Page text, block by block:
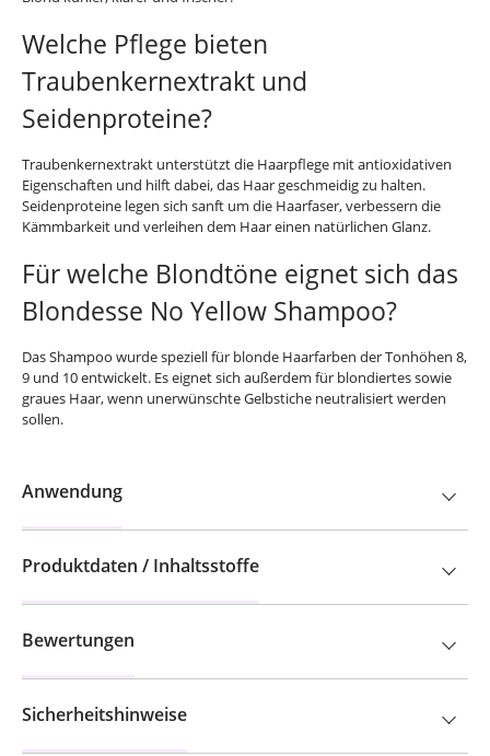
Welche Pflege bieten
Traubenkernextrakt und
Seidenproteine?
Traubenkernextrakt unterstützt die Haarpflege mit antioxidativen
Eigenschaften und hilft dabei, das Haar geschmeidig zu halten.
Seidenproteine legen sich sanft um die Haarfaser, verbessern die
Kämmbarkeit und verleihen dem Haar einen natürlichen Glanz.
Für welche Blondtöne eignet sich das
Blondesse No Yellow Shampoo?
Das Shampoo wurde speziell für blonde Haarfarben der Tonhöhen 8,
9 und 10 entwickelt. Es eignet sich außerdem für blondiertes sowie
graues Haar, wenn unerwünschte Gelbstiche neutralisiert werden
sollen.
Anwendung
Produktdaten / Inhaltsstoffe
Bewertungen
Sicherheitshinweise